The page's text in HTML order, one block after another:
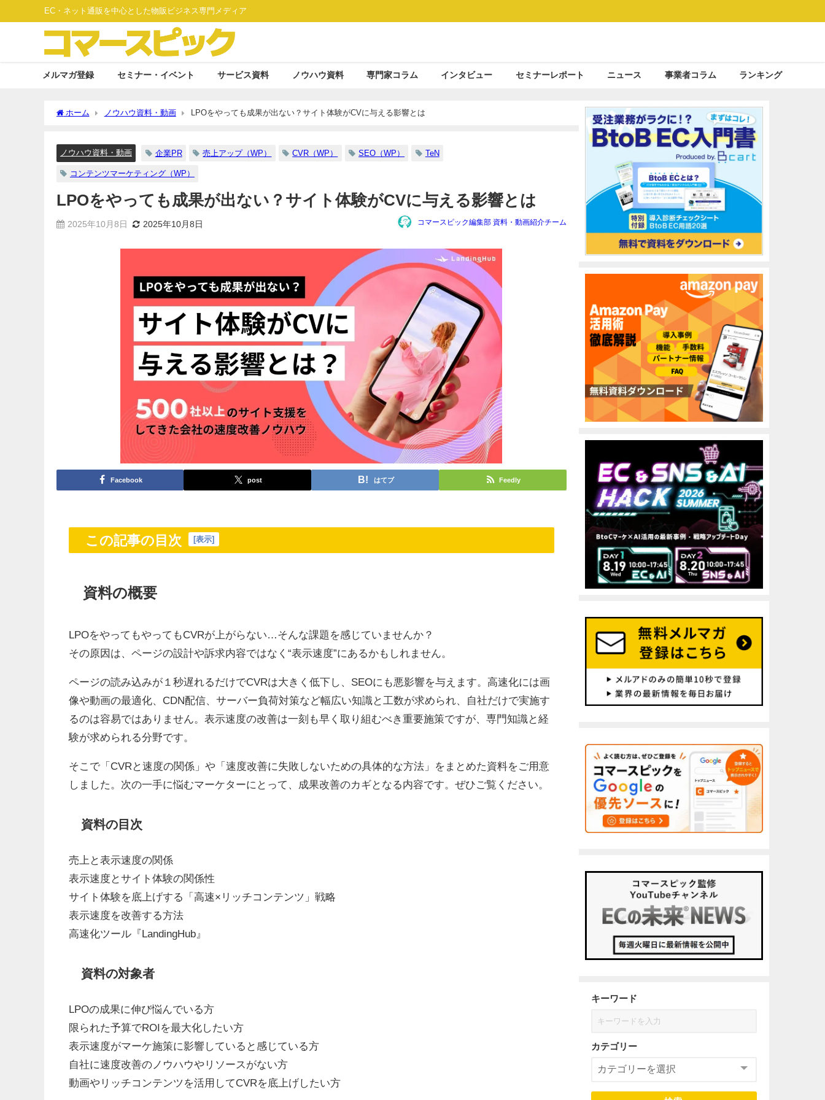
EC・ネット通販を中心とした物販ビジネス専門メディア
メルマガ登録 セミナー・イベント サービス資料 ノウハウ資料 専門家コラム インタビュー セミナーレポート ニュース 事業者コラム ランキング
ホーム ノウハウ資料・動画 LPOをやっても成果が出ない？サイト体験がCVに与える影響とは
ノウハウ資料・動画 企業PR 売上アップ（WP） CVR（WP） SEO（WP） TeN
コンテンツマーケティング（WP）
LPOをやっても成果が出ない？サイト体験がCVに与える影響とは
2025年10月8日 2025年10月8日 コマースピック編集部 資料・動画紹介チーム
Facebook post はてブ Feedly
この記事の目次 [表示]
資料の概要
LPOをやってもやってもCVRが上がらない…そんな課題を感じていませんか？
その原因は、ページの設計や訴求内容ではなく“表示速度”にあるかもしれません。
ページの読み込みが１秒遅れるだけでCVRは大きく低下し、SEOにも悪影響を与えます。高速化には画
像や動画の最適化、CDN配信、サーバー負荷対策など幅広い知識と工数が求められ、自社だけで実施す
るのは容易ではありません。表示速度の改善は一刻も早く取り組むべき重要施策ですが、専門知識と経
験が求められる分野です。
そこで「CVRと速度の関係」や「速度改善に失敗しないための具体的な方法」をまとめた資料をご用意
しました。次の一手に悩むマーケターにとって、成果改善のカギとなる内容です。ぜひご覧ください。
資料の目次
売上と表示速度の関係
表示速度とサイト体験の関係性
サイト体験を底上げする「高速×リッチコンテンツ」戦略
表示速度を改善する方法
高速化ツール『LandingHub』
資料の対象者
LPOの成果に伸び悩んでいる方
限られた予算でROIを最大化したい方
表示速度がマーケ施策に影響していると感じている方
自社に速度改善のノウハウやリソースがない方
動画やリッチコンテンツを活用してCVRを底上げしたい方
キーワード
カテゴリー